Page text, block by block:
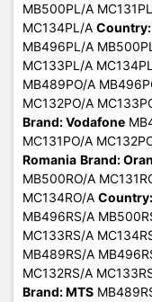
MB500PL/A
MC134PL/A
MB496PL/A
MC133PL/A
MB489PO/A
MC132PO/A
Brand: Vodafone
MC131PO/A
Romania Brand:
MB500RO/A
MC134RO/A
MB496RS/A
MC133RS/A
MB489RS/A
MC132RS/A
Brand: MTS